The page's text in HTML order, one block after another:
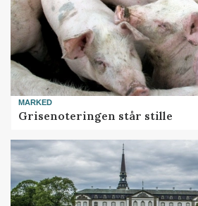
MARKED
Grisenoteringen står stille